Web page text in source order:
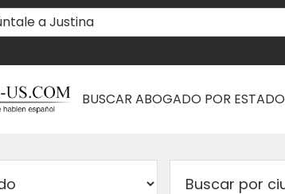
BUSCAR ABOGADO POR ESTADO